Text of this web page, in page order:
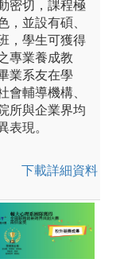
密切，課程極
，並設有碩、
，學生可獲得
專業養成教
業系友在學
會輔導機構、
所與企業界均
表現。
下載詳細資料